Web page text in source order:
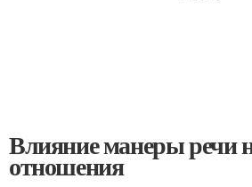
Влияние манеры речи
отношения